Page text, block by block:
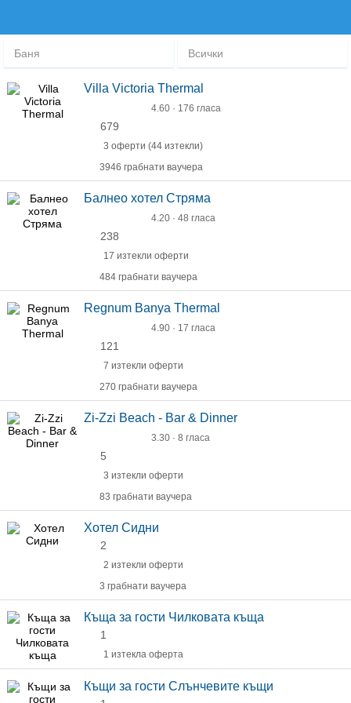
Баня Всички
Villa Victoria Thermal
4.60 · 176 гласа
679
3 оферти (44 изтекли)
3946 грабнати ваучера
Балнео хотел Стряма
4.20 · 48 гласа
238
17 изтекли оферти
484 грабнати ваучера
Regnum Banya Thermal
4.90 · 17 гласа
121
7 изтекли оферти
270 грабнати ваучера
Zi-Zzi Beach - Bar & Dinner
3.30 · 8 гласа
5
3 изтекли оферти
83 грабнати ваучера
Хотел Сидни
2
2 изтекли оферти
3 грабнати ваучера
Къща за гости Чилковата къща
1
1 изтекла оферта
Къщи за гости Слънчевите къщи